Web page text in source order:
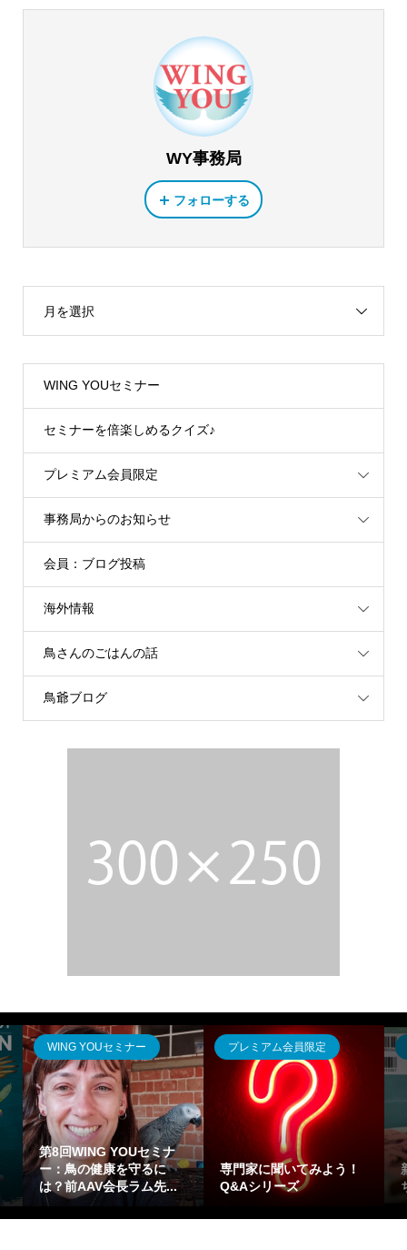
WY事務局
フォローする
月を選択
WING YOUセミナー
セミナーを倍楽しめるクイズ♪
プレミアム会員限定
事務局からのお知らせ
会員：ブログ投稿
海外情報
鳥さんのごはんの話
鳥爺ブログ
WING YOUセミナー
第8回WING YOUセミナ
ー：鳥の健康を守るに
は？前AAV会長ラム先...
プレミアム会員限定
専門家に聞いてみよう！
Q&Aシリーズ